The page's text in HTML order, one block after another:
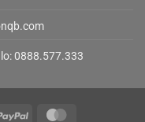
0888.577.333
PayPal